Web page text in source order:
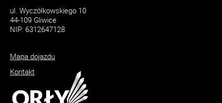
ul. Wyczółkowskiego 10
44-109 Gliwice
NIP: 6312647128
Mapa dojazdu
Kontakt